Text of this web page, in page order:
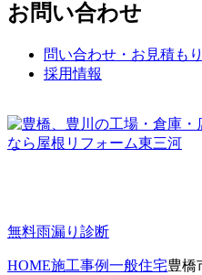
お問い合わせ
問い合わせ・お見積もり
採用情報
無料雨漏り診断
HOME施工事例一般住宅豊橋